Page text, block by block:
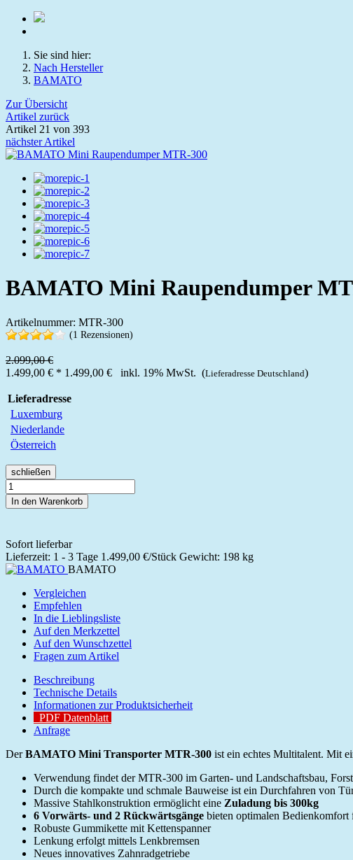
Sie sind hier:
Nach Hersteller
BAMATO
Zur Übersicht
Artikel zurück
Artikel 21 von 393
nächster Artikel
BAMATO Mini Raupendumper
Artikelnummer: MTR-300
(1 Rezensionen)
2.099,00 €
1.499,00 € * 1.499,00 € inkl. 19% MwSt. (Lieferadresse Deutschland)
Lieferadresse
Luxemburg
Niederlande
Österreich
schließen
In den Warenkorb
Sofort lieferbar
Lieferzeit: 1 - 3 Tage 1.499,00 €/Stück Gewicht: 198 kg
BAMATO
Vergleichen
Empfehlen
In die Lieblingsliste
Auf den Merkzettel
Auf den Wunschzettel
Fragen zum Artikel
Beschreibung
Technische Details
Informationen zur Produktsicherheit
PDF Datenblatt
Anfrage
DerBAMATO Mini Transporter MTR-300 ist ein echtes Multitalent. Mit
Verwendung findet der MTR-300 im Garten- und Landschaftsbau,
Durch die kompakte und schmale Bauweise ist ein Durchfahren von
Massive Stahlkonstruktion ermöglicht eine Zuladung bis 300kg
6 Vorwärts- und 2 Rückwärtsgänge bieten optimalen
Robuste Gummikette mit Kettenspanner
Lenkung erfolgt mittels Lenkbremsen
Neues innovatives Zahnradgetriebe